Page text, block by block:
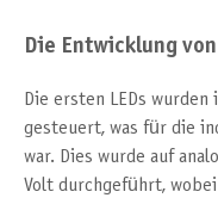
Die Entwicklung
Die ersten LEDs
gesteuert, was für die
war. Dies wurde auf
Volt durchgeführt,